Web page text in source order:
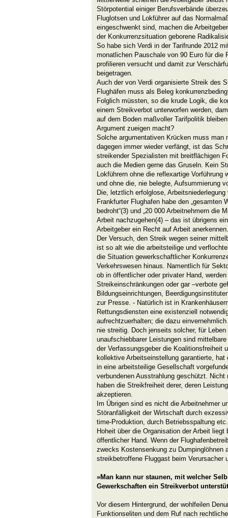
Störpotential einiger Berufsverbände
Fluglotsen und Lokführer auf das
eingeschwenkt sind, machen die
der Konkurrenzsituation geborene
So habe sich Verdi in der Tarifrunde 2012
monatlichen Pauschale von 90 Euro für die
profilieren versucht und damit zur
beigetragen.
Auch der von Verdi organisierte Streik des
Flughäfen muss als Beleg
Folglich müssten, so die krude Logik, die
einem Streikverbot unterworfen werden,
auf dem Boden maßvoller Tarifpolitik
Argument zueigen macht?
Solche argumentativen Krücken muss man
dagegen immer wieder verfängt, ist das
streikender Spezialisten mit breitflächigen
auch die Medien gerne das Gruseln. Kein
Lokführern ohne die reflexartige Vorführung
und ohne die, nie belegte, Aufsummierung
Die, letztlich erfolglose,
Frankfurter Flughafen habe den „gesamten
bedroht“(3) und „20 000 Arbeitnehmern die
Arbeit nachzugehen(4) – das ist übrigens
Arbeitgeber ein Recht auf Arbeit anerkennen.
Der Versuch, den Streik wegen seiner
ist so alt wie die arbeitsteilige und
die Situation gewerkschaftlicher
Verkehrswesen hinaus. Namentlich für
ob in öffentlicher oder privater Hand,
Streikeinschränkungen oder gar –verbote
Bildungseinrichtungen,
zur Presse. - Natürlich ist in
Rettungsdiensten eine existenziell
aufrechtzuerhalten; die dazu
nie streitig. Doch jenseits solcher, für
unaufschiebbarer Leistungen sind
der Verfassungsgeber die Koalitionsfreiheit
kollektive Arbeitseinstellung garantierte,
in eine arbeitsteilige Gesellschaft
verbundenen Ausstrahlung geschützt. Nicht
haben die Streikfreiheit derer, deren
akzeptieren.
Im Übrigen sind es nicht die Arbeitnehmer
Störanfälligkeit der Wirtschaft durch
time-Produktion, durch Betriebsspaltung
Hoheit über die Organisation der Arbeit liegt
öffentlicher Hand. Wenn der
zwecks Kostensenkung zu Dumpinglöhnen
streikbetroffene Fluggast beim Verursacher
»Man kann nur staunen, mit welcher
Gewerkschaften ein Streikverbot
Vor diesem Hintergrund, der wohlfeilen
Funktionseliten und dem Ruf nach